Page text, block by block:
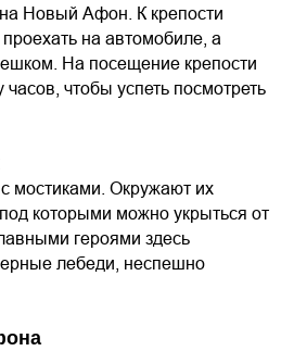
Новый Афон. К крепости
на автомобиле, а
На посещение крепости
чтобы успеть посмотреть
мостиками. Окружают их
которыми можно укрыться от
героями здесь
лебеди, неспешно